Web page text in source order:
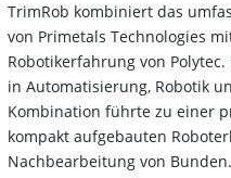
TrimRob kombiniert das
von Primetals Technologies
Robotikerfahrung von
in Automatisierung, Robotik
Kombination führte zu einer
kompakt aufgebauten
Nachbearbeitung von Bunden.